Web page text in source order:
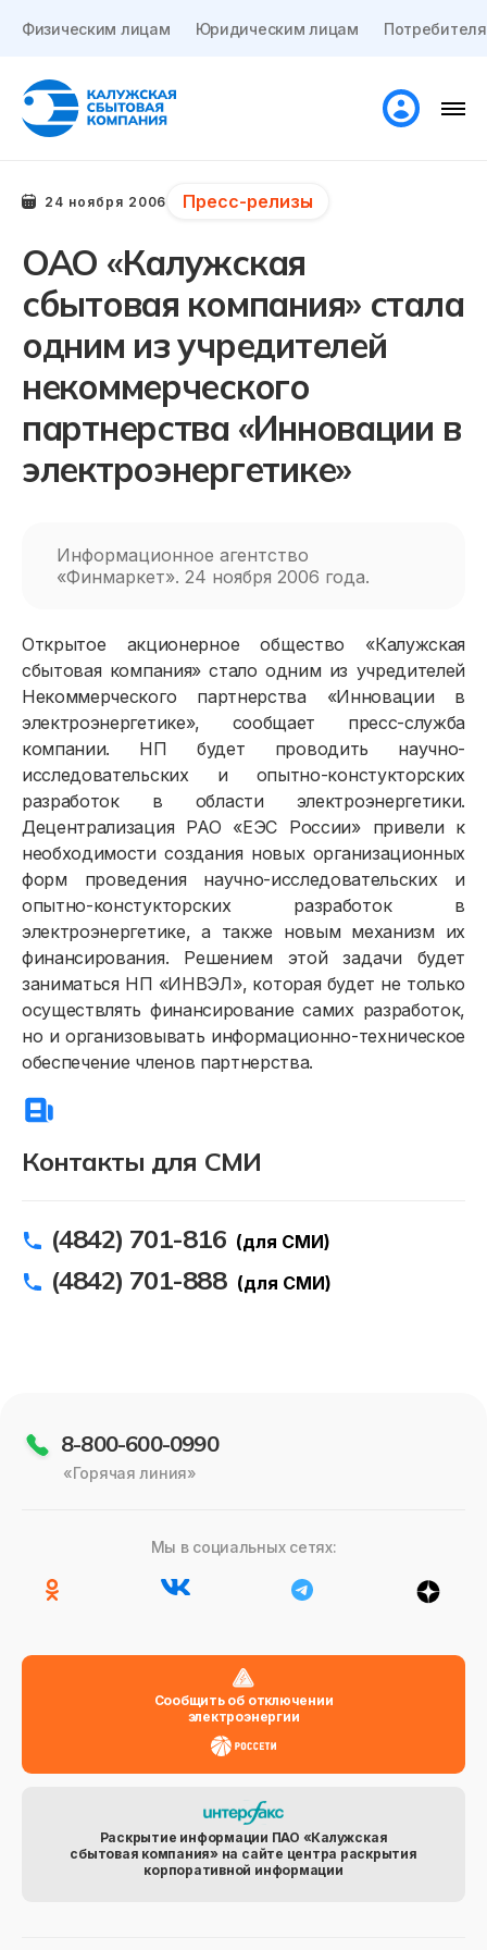
Физическим лицам Юридическим лицам
Контакты для СМИ
(4842) 701-816 (для СМИ)
(4842) 701-888 (для СМИ)
24 ноября 2006 Пресс-релизы
ОАО «Калужская
сбытовая компания» стала
одним из учредителей
некоммерческого
партнерства «Инновации в
электроэнергетике»
Информационное агентство
«Финмаркет». 24 ноября 2006 года.
Открытое акционерное общество «Калужская
сбытовая компания» стало одним из учредителей
Некоммерческого партнерства «Инновации в
электроэнергетике», сообщает пресс-служба
компании. НП будет проводить научно-
исследовательских и опытно-констукторских
разработок в области электроэнергетики.
Децентрализация РАО «ЕЭС России» привели к
необходимости создания новых организационных
форм проведения научно-исследовательских и
опытно-констукторских разработок в
электроэнергетике, а также новым механизм их
финансирования. Решением этой задачи будет
заниматься НП «ИНВЭЛ», которая будет не только
осуществлять финансирование самих разработок,
но и организовывать информационно-техническое
обеспечение членов партнерства.
8-800-600-0990
«Горячая линия»
Мы в социальных сетях:
Сообщить об отключении
электроэнергии
Раскрытие информации ПАО «Калужская
сбытовая компания» на сайте центра раскрытия
корпоративной информации
Физическим лицам
Договор энергоснабжения
Расчёты и оплата
Приборы учёта и показания
Онлайн-сервисы
Полезное